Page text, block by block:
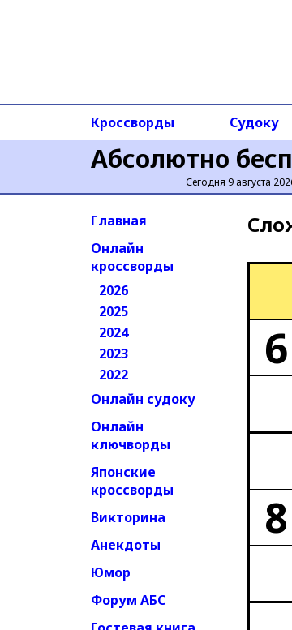
Абсолютно
Сегодня 9 августа
Кроссворды Судоку
Главная
Онлайн
кроссворды
2026
2025
2024
2023
2022
Онлайн судоку
Онлайн
ключворды
Японские
кроссворды
Викторина
Анекдоты
Юмор
Форум АБС
6
8